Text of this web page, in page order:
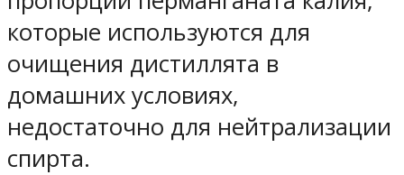
которые используются для
очищения дистиллята в
домашних условиях,
недостаточно для нейтрализации
спирта.